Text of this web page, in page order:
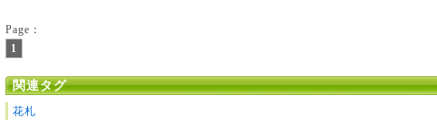
Page：
1
関連タグ
花札